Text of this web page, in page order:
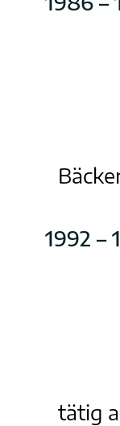
1992 –
tätig